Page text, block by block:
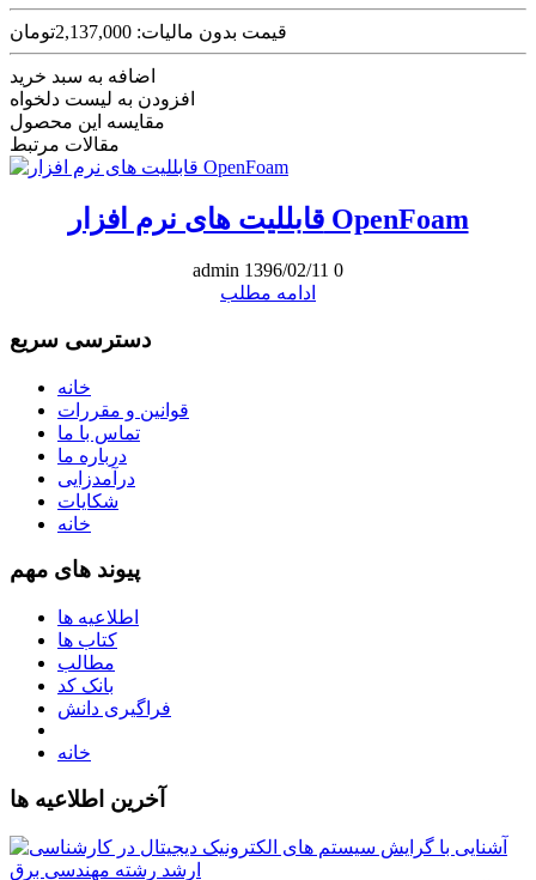
قیمت بدون مالیات: 2,137,000تومان
اضافه به سبد خرید
افزودن به لیست دلخواه
مقایسه این محصول
مقالات مرتبط
قابللیت های نرم افزار OpenFoam
admin 1396/02/11 0
ادامه مطلب
دسترسی سریع
خانه
قوانین و مقررات
تماس با ما
درباره ما
درآمدزایی
شکایات
خانه
پیوند های مهم
اطلاعیه ها
کتاب ها
مطالب
بانک کد
فراگیری دانش
خانه
آخرین اطلاعیه ها